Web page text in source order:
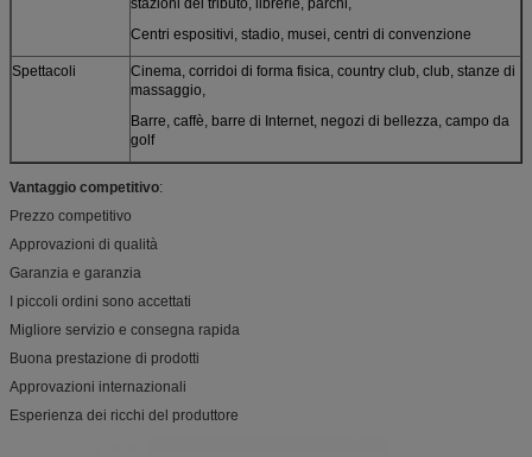
stazioni del tributo, librerie, parchi,
Centri espositivi, stadio, musei, centri di convenzione
Spettacoli
Cinema, corridoi di forma fisica, country club, club, stanze di
massaggio,
Barre, caffè, barre di Internet, negozi di bellezza, campo da
golf
Vantaggio competitivo:
Prezzo competitivo
Approvazioni di qualità
Garanzia e garanzia
I piccoli ordini sono accettati
Migliore servizio e consegna rapida
Buona prestazione di prodotti
Approvazioni internazionali
Esperienza dei ricchi del produttore